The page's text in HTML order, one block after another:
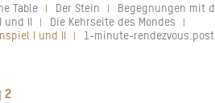
Table | Der Stein | Begegnungen mit
und II | Die Kehrseite des Mondes |
I und II | 1-minute-
2